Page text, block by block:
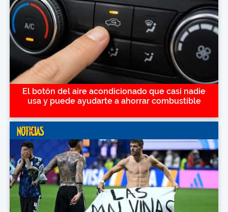
El botón del aire acondicionado que casi nadie
usa y puede ayudarte a ahorrar combustible